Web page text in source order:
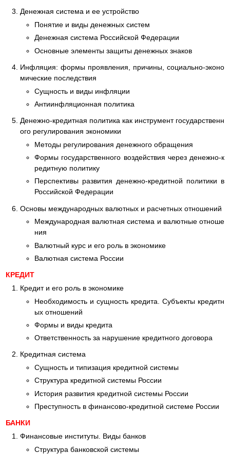
Денежная система и ее устройство
Понятие и виды денежных систем
Денежная система Российской Федерации
Основные элементы защиты денежных знаков
Инфляция: формы проявления, причины, социально-эконо
мические последствия
Сущность и виды инфляции
Антиинфляционная политика
Денежно-кредитная политика как инструмент государственн
ого регулирования экономики
Методы регулирования денежного обращения
Формы государственного воздействия через денежно-к
редитную политику
Перспективы развития денежно-кредитной политики в
Российской Федерации
Основы международных валютных и расчетных отношений
Международная валютная система и валютные отноше
ния
Валютный курс и его роль в экономике
Валютная система России
КРЕДИТ
Кредит и его роль в экономике
Необходимость и сущность кредита. Субъекты кредитн
ых отношений
Формы и виды кредита
Ответственность за нарушение кредитного договора
Кредитная система
Сущность и типизация кредитной системы
Структура кредитной системы России
История развития кредитной системы России
Преступность в финансово-кредитной системе России
БАНКИ
Финансовые институты. Виды банков
Структура банковской системы